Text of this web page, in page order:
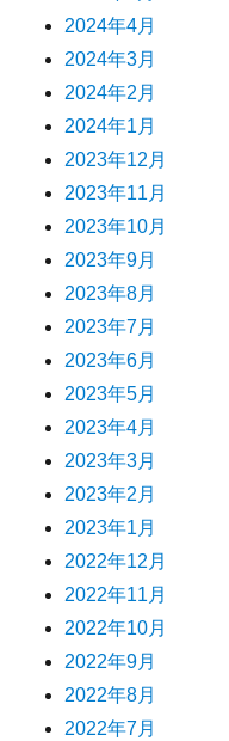
2024年4月
2024年3月
2024年2月
2024年1月
2023年12月
2023年11月
2023年10月
2023年9月
2023年8月
2023年7月
2023年6月
2023年5月
2023年4月
2023年3月
2023年2月
2023年1月
2022年12月
2022年11月
2022年10月
2022年9月
2022年8月
2022年7月